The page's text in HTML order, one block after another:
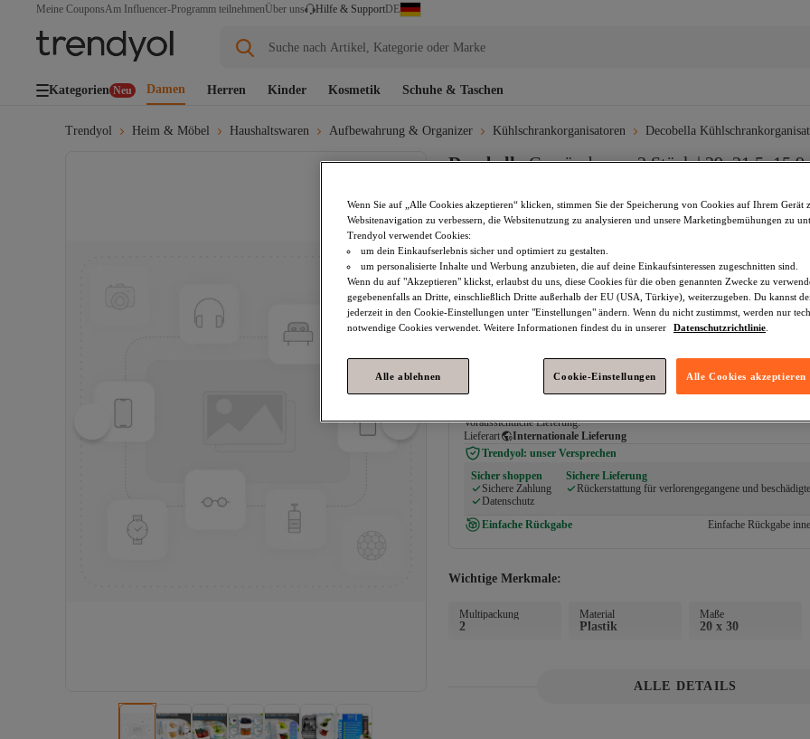
Meine CouponsAm Influencer-Programm teilnehmenÜber uns Hilfe & SupportDE
Suche nach Artikel, Kategorie oder Marke
Kategorien Neu Damen Herren Kinder Kosmetik Schuhe & Taschen
Trendyol Heim & Möbel Haushaltswaren Aufbewahrung & Organizer Kühlschrankorganisatoren Decobella
Decobella Gemüseboxen 2 Stück | 29x21,5x15,9
Noch keine Bewertungen.
10,
(inkl. MwSt)
In den Warenkorb
Voraussichtliche Lieferung:
Lieferart
Internationale Lieferung
Trendyol: unser Versprechen
Sicher shoppen
Sichere Zahlung
Datenschutz
Sichere Lieferung
Rückerstattung für verlorengegangene und
Einfache Rückgabe Einfache Rückgabe
Wichtige Merkmale:
Multipackung
2
Material
Plastik
Maße
20 x 30
ALLE DETAILS
Wenn Sie auf „Alle Cookies akzeptieren“ klicken, stimmen Sie der Speicherung von Cookies auf Ihrem Gerät
Websitenavigation zu verbessern, die Websitenutzung zu analysieren und unsere Marketingbemühungen zu
Trendyol verwendet Cookies:
um dein Einkaufserlebnis sicher und optimiert zu gestalten.
um personalisierte Inhalte und Werbung anzubieten, die auf deine Einkaufsinteressen zugeschnitten sind.
Wenn du auf "Akzeptieren" klickst, erlaubst du uns, diese Cookies für die oben genannten Zwecke zu
gegebenenfalls an Dritte, einschließlich Dritte außerhalb der EU (USA, Türkiye), weiterzugeben. Du kannst
jederzeit in den Cookie-Einstellungen unter "Einstellungen" ändern. Wenn du nicht zustimmst, werden nur
notwendige Cookies verwendet. Weitere Informationen findest du in unserer
Datenschutzrichtlinie
Alle ablehnen Cookie-Einstellungen Alle Cookies akzeptieren